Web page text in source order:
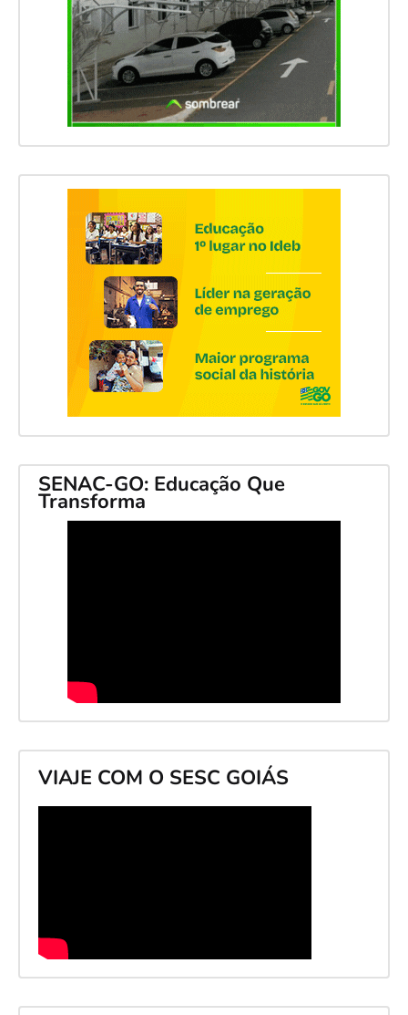
SENAC-GO: Educação Que
Transforma
VIAJE COM O SESC GOIÁS